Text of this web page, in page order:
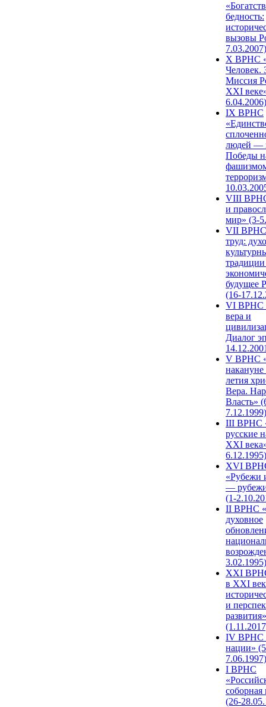
бедность:
вызовы
7.03.2007)
X ВРНС
Человек.
Миссия
XXI
6.04.2006)
IX ВРНС
людей —
Победы
VIII
и
мир» (3-
VII ВРНС
труд:
будущее
(16-
VI ВРНС
вера и
Диалог
V ВРНС
накануне
летия
Вера.
Власть»
7.12.1999)
III ВРНС
русские
XXI
6.12.1995)
XVI
«Рубежи
—
(1-
II ВРНС
духовное
3.02.1995)
XХI
в XXI
и
развития»
IV ВРНС
нации»
7.06.1997)
I ВРНС
(26-